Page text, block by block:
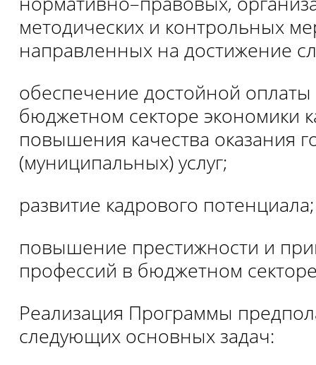
методических и контрольных
направленных на достижение
обеспечение достойной оплаты
бюджетном секторе экономики
повышения качества оказания
(муниципальных) услуг;
развитие кадрового потенциала;
повышение престижности и
профессий в бюджетном
Реализация Программы
следующих основных задач: